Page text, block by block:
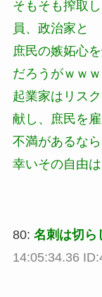
そもそも搾取
員、政治家と
庶民の嫉妬心
だろうがｗｗｗ
起業家はリス
献し、庶民を雇
不満があるな
幸いその自由は
80: 名刺は切ら
14:05:34.36